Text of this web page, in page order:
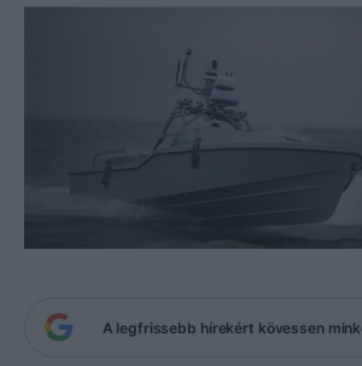
A legfrissebb hírekért kövessen